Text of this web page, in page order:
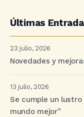
Últimas
23 julio, 2026
Novedades y
13 julio, 2026
Se cumple un
mundo mejor”